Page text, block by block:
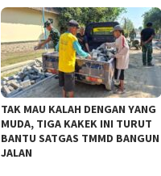
TAK MAU KALAH DENGAN YANG
MUDA, TIGA KAKEK INI TURUT
BANTU SATGAS TMMD BANGUN
JALAN